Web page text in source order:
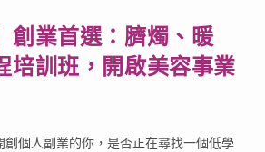
創業首選：臍燭、暖
培訓班，開啟美容事業
創個人副業的你，是否正在尋找一個低學